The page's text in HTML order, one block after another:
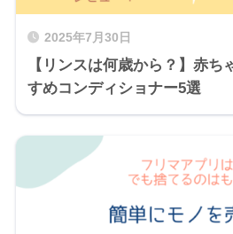
2025年7月30日
【リンスは何歳から？】赤ち
すめコンディショナー5選